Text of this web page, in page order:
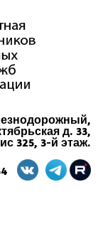
д. 33,
325, 3-й этаж.